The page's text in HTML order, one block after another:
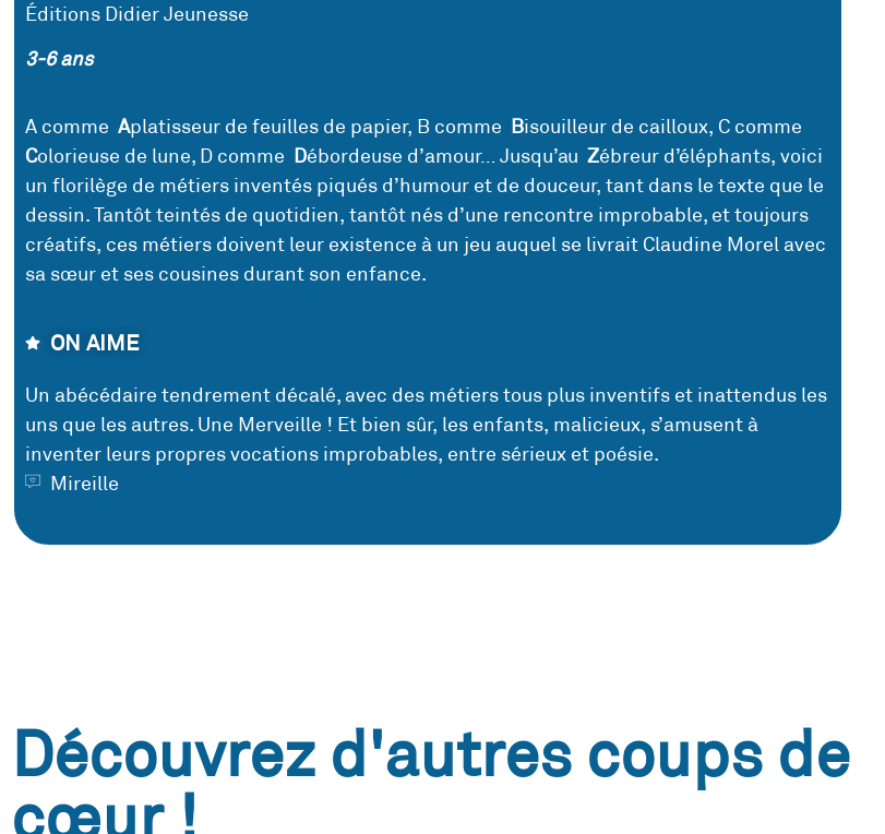
Éditions Didier Jeunesse
3-6 ans
A comme Aplatisseur de feuilles de papier, B comme Bisouilleur de cailloux, C comme
Colorieuse de lune, D comme Débordeuse d’amour… Jusqu’au Zébreur d’éléphants, voici
un florilège de métiers inventés piqués d’humour et de douceur, tant dans le texte que le
dessin. Tantôt teintés de quotidien, tantôt nés d’une rencontre improbable, et toujours
créatifs, ces métiers doivent leur existence à un jeu auquel se livrait Claudine Morel avec
sa sœur et ses cousines durant son enfance.
ON AIME
Un abécédaire tendrement décalé, avec des métiers tous plus inventifs et inattendus les
uns que les autres. Une Merveille ! Et bien sûr, les enfants, malicieux, s’amusent à
inventer leurs propres vocations improbables, entre sérieux et poésie.
Mireille
Découvrez d'autres coups de
cœur !